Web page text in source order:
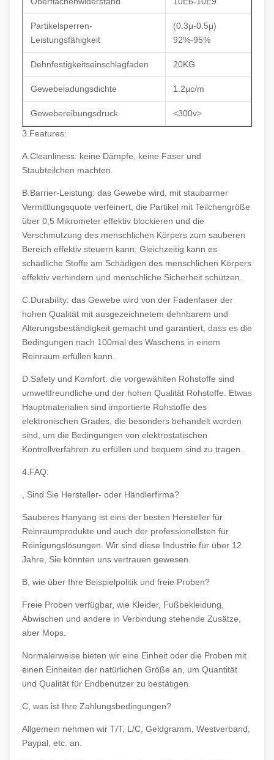
Partikelsperren-
Leistungsfähigkeit
(0.3μ-0.5μ)
92%-95%
Dehnfestigkeitseinschlagfaden 20KG
Gewebeladungsdichte 1.2μc/m
Gewebereibungsdruck <300v>
3.Features:
A.Cleanliness: keine Dämpfe, keine Faser und
Staubteilchen machten.
B.Barrier-Leistung: das Gewebe wird, mit staubarmer
Vermittlungsquote verfeinert, die Partikel mit Teilchengröße
über 0,5 Mikrometer effektiv blockieren und die
Verschmutzung des menschlichen Körpers zum sauberen
Bereich effektiv steuern kann; Gleichzeitig kann es
schädliche Stoffe am Schädigen des menschlichen Körpers
effektiv verhindern und menschliche Sicherheit schützen.
C.Durability: das Gewebe wird von der Fadenfaser der
hohen Qualität mit ausgezeichnetem dehnbarem und
Alterungsbeständigkeit gemacht und garantiert, dass es die
Bedingungen nach 100mal des Waschens in einem
Reinraum erfüllen kann.
D.Safety und Komfort: die vorgewählten Rohstoffe sind
umweltfreundliche und der hohen Qualität Rohstoffe. Etwas
Hauptmaterialien sind importierte Rohstoffe des
elektronischen Grades, die besonders behandelt worden
sind, um die Bedingungen von elektrostatischen
Kontrollverfahren zu erfüllen und bequem sind zu tragen.
4.FAQ:
, Sind Sie Hersteller- oder Händlerfirma?
Sauberes Hanyang ist eins der besten Hersteller für
Reinraumprodukte und auch der professionellsten für
Reinigungslösungen. Wir sind diese Industrie für über 12
Jahre, Sie könnten uns vertrauen gewesen.
B, wie über Ihre Beispielpolitik und freie Proben?
Freie Proben verfügbar, wie Kleider, Fußbekleidung,
Abwischen und andere in Verbindung stehende Zusätze,
aber Mops.
Normalerweise bieten wir eine Einheit oder die Proben mit
einen Einheiten der natürlichen Größe an, um Quantität
und Qualität für Endbenutzer zu bestätigen.
C, was ist Ihre Zahlungsbedingungen?
Allgemein nehmen wir T/T, L/C, Geldgramm, Westverband,
Paypal, etc. an.